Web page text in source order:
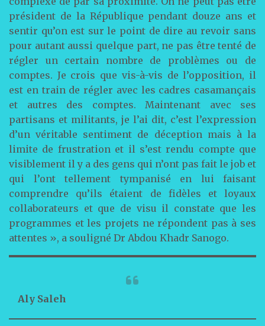
président de la République pendant douze ans et
sentir qu’on est sur le point de dire au revoir sans
pour autant aussi quelque part, ne pas être tenté de
régler un certain nombre de problèmes ou de
comptes. Je crois que vis-à-vis de l’opposition, il
est en train de régler avec les cadres casamançais
et autres des comptes. Maintenant avec ses
partisans et militants, je l’ai dit, c’est l’expression
d’un véritable sentiment de déception mais à la
limite de frustration et il s’est rendu compte que
visiblement il y a des gens qui n’ont pas fait le job et
qui l’ont tellement tympanisé en lui faisant
comprendre qu’ils étaient de fidèles et loyaux
collaborateurs et que de visu il constate que les
programmes et les projets ne répondent pas à ses
attentes », a souligné Dr Abdou Khadr Sanogo.
Aly Saleh